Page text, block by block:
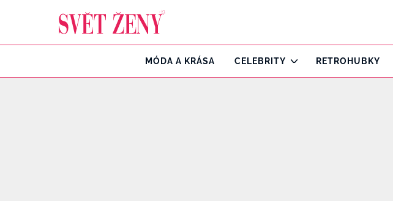
MÓDA A KRÁSA CELEBRITY RETROHUBKY